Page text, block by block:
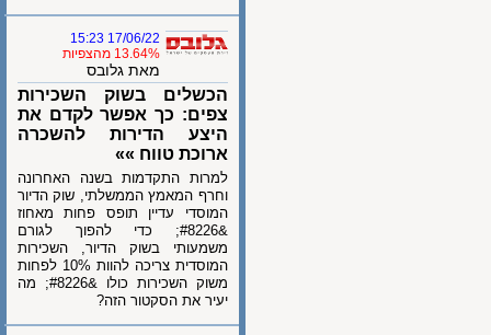
17/06/22 15:23
13.64% מהצפיות
מאת גלובס
הכשלים בשוק השכירות
צפים: כך אפשר לקדם את
היצע הדירות להשכרה
ארוכת טווח »»
למרות התקדמות בשנה האחרונה
וחרף המאמץ הממשלתי, שוק הדיור
המוסדי עדיין תופס פחות מאחוז
&#8226; כדי להפוך לגורם
משמעותי בשוק הדיור, השכירות
המוסדית צריכה להוות 10% לפחות
משוק השכירות כולו &#8226; מה
יעיר את הסקטור הזה?